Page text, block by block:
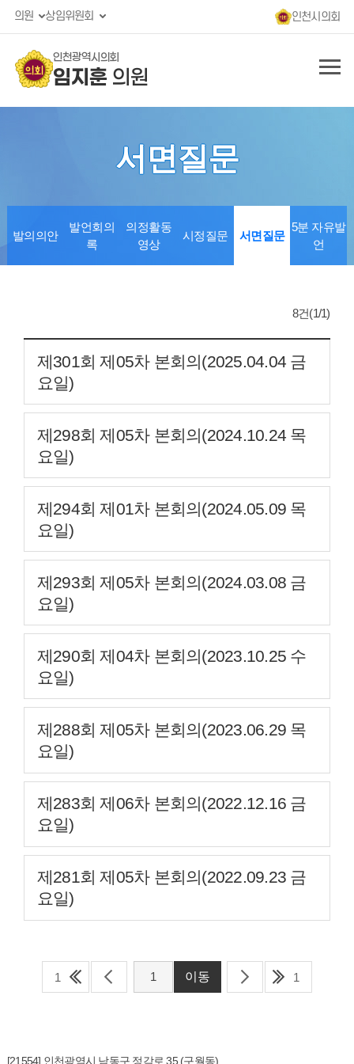
의원 상임위원회 인천시의회
인천광역시의회
임지훈 의원
서면질문
발의의안
발언회의
록
의정활동
영상
시정질문 서면질문
5분 자유발
언
8건(1/1)
제301회 제05차 본회의(2025.04.04 금
요일)
제298회 제05차 본회의(2024.10.24 목
요일)
제294회 제01차 본회의(2024.05.09 목
요일)
제293회 제05차 본회의(2024.03.08 금
요일)
제290회 제04차 본회의(2023.10.25 수
요일)
제288회 제05차 본회의(2023.06.29 목
요일)
제283회 제06차 본회의(2022.12.16 금
요일)
제281회 제05차 본회의(2022.09.23 금
요일)
1 1
[21554] 인천광역시 남동구 정각로 35 (구월동)